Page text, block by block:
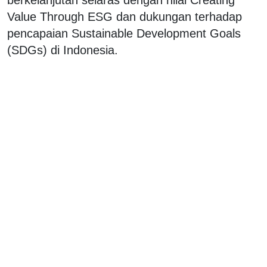
Value Through ESG dan dukungan terhadap
pencapaian Sustainable Development Goals
(SDGs) di Indonesia.